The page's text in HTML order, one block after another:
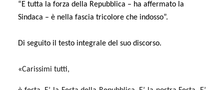
“E tutta la forza della Repubblica – ha affermato la
Sindaca – è nella fascia tricolore che indosso”.
Di seguito il testo integrale del suo discorso.
«Carissimi tutti,